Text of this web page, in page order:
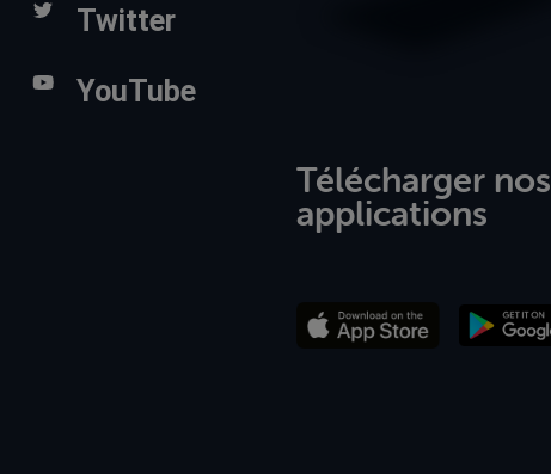
Twitter
YouTube
Télécharger nos
applications